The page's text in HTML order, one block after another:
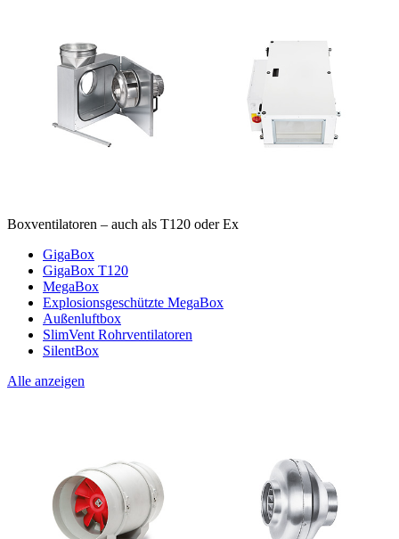
Boxventilatoren – auch als T120 oder Ex
GigaBox
GigaBox T120
MegaBox
Explosionsgeschützte MegaBox
Außenluftbox
SlimVent Rohrventilatoren
SilentBox
Alle anzeigen